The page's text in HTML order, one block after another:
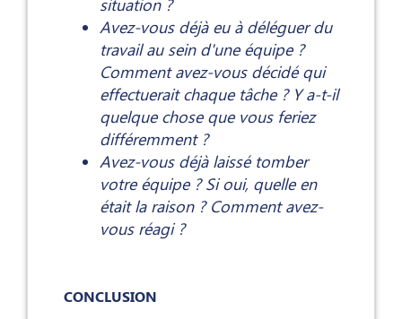
Avez-vous déjà eu à déléguer du
travail au sein d'une équipe ?
Comment avez-vous décidé qui
effectuerait chaque tâche ? Y a-t-il
quelque chose que vous feriez
différemment ?
Avez-vous déjà laissé tomber
votre équipe ? Si oui, quelle en
était la raison ? Comment avez-
vous réagi ?
CONCLUSION